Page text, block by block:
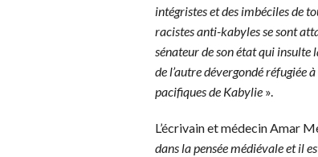
intégristes et des imbéciles de
racistes anti-kabyles se sont
sénateur de son état qui insulte
de l’autre dévergondé réfugiée
pacifiques de Kabylie ».
L’écrivain et médecin Amar
dans la pensée médiévale et il